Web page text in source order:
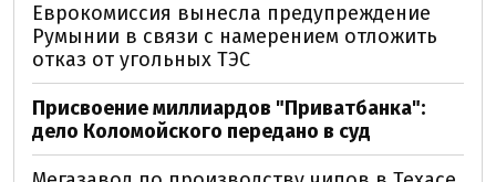
Еврокомиссия вынесла предупреждение
Румынии в связи с намерением отложить
отказ от угольных ТЭС
Присвоение миллиардов "Приватбанка":
дело Коломойского передано в суд